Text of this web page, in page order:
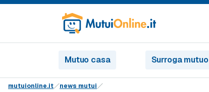
Mutuo casa Surroga mutuo
mutuionline.it news mutui